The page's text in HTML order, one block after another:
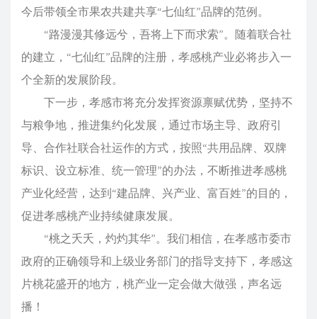
今后带领全市果农共建共享“七仙红”品牌的范例。
“路漫漫其修远兮，吾将上下而求索”。随着联合社
的建立，“七仙红”品牌的注册，孝感桃产业必将步入一
个全新的发展阶段。
下一步，孝感市将充分发挥资源禀赋优势，坚持不
与粮争地，推进集约化发展，通过市场主导、政府引
导、合作社联合社运作的方式，按照“共用品牌、双牌
标识、设立标准、统一管理”的办法，不断推进孝感桃
产业化经营，达到“建品牌、兴产业、富百姓”的目的，
促进孝感桃产业持续健康发展。
“桃之夭夭，灼灼其华”。我们相信，在孝感市委市
政府的正确领导和上级业务部门的指导支持下，孝感这
片桃花盛开的地方，桃产业一定会做大做强，声名远
播！